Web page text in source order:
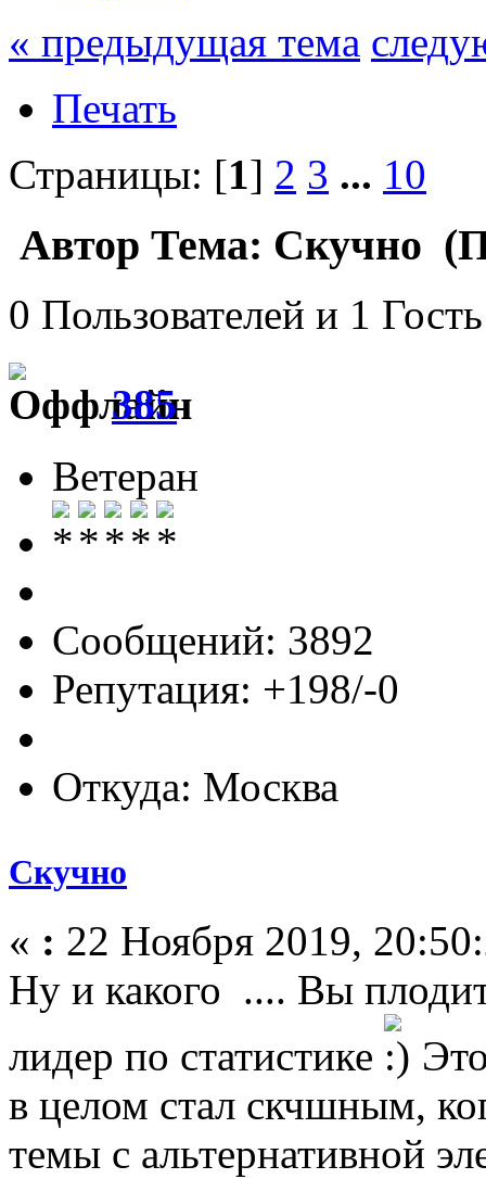
« предыдущая тема
Печать
Страницы: [1] 2 3 ... 10
Автор Тема: Скучно
0 Пользователей и 1
385
Ветеран
Сообщений: 3892
Репутация: +198/-0
Откуда: Москва
Скучно
« : 22 Ноября 2019,
Ну и какого .... Вы
лидер по статистике
в целом стал скчшным,
темы с альтернативной